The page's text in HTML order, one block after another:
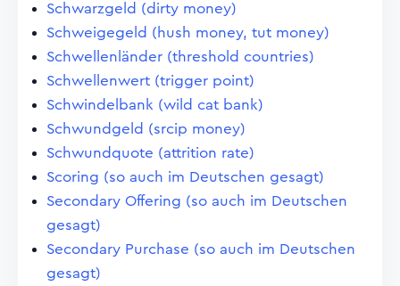
Schwarzgeld (dirty money)
Schweigegeld (hush money, tut money)
Schwellenländer (threshold countries)
Schwellenwert (trigger point)
Schwindelbank (wild cat bank)
Schwundgeld (srcip money)
Schwundquote (attrition rate)
Scoring (so auch im Deutschen gesagt)
Secondary Offering (so auch im Deutschen
gesagt)
Secondary Purchase (so auch im Deutschen
gesagt)